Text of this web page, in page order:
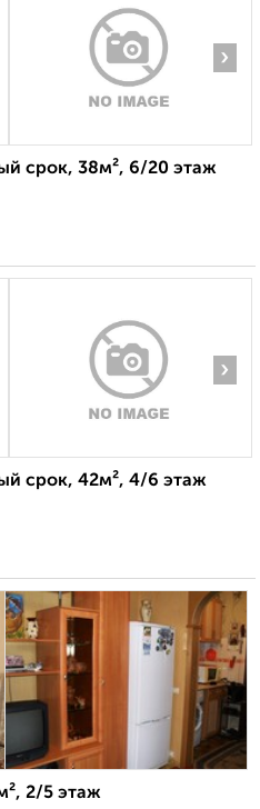
›
срок, 38м², 6/20 этаж
›
срок, 42м², 4/6 этаж
2/5 этаж